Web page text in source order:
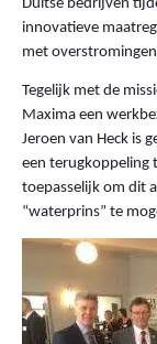
Duitse bedrijven
innovatieve
met
Tegelijk met de
Maxima een
Jeroen van Heck is
een terugkoppeling
toepasselijk om dit
“waterprins” te